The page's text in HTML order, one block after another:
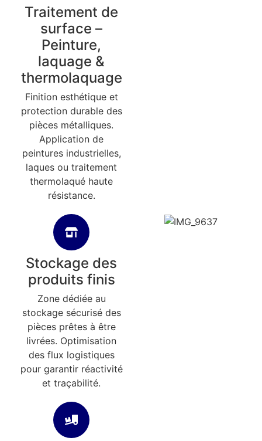
Traitement de
surface –
Peinture,
laquage &
thermolaquage
Finition esthétique et
protection durable des
pièces métalliques.
Application de
peintures industrielles,
laques ou traitement
thermolaqué haute
résistance.
Stockage des
produits finis
Zone dédiée au
stockage sécurisé des
pièces prêtes à être
livrées. Optimisation
des flux logistiques
pour garantir réactivité
et traçabilité.